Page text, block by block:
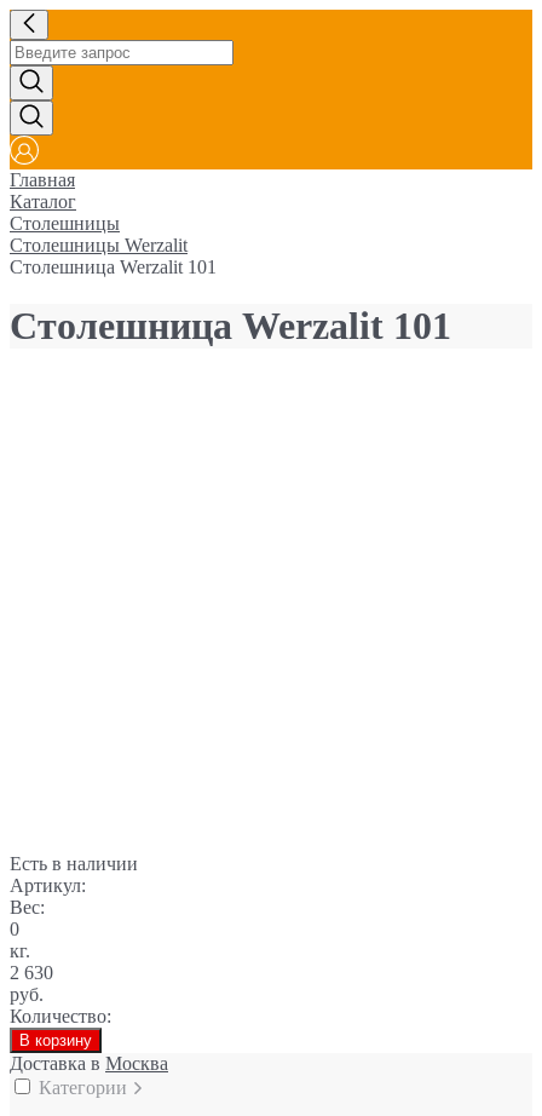
Главная
Каталог
Столешницы
Столешницы Werzalit
Столешница Werzalit 101
Столешница Werzalit 101
Есть в наличии
Артикул:
Вес:
0
кг.
2 630
руб.
Количество:
В корзину
Доставка в Москва
Категории